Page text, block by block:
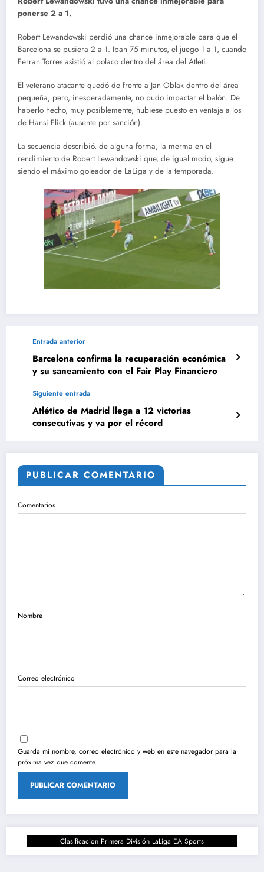
ponerse 2 a 1.
Robert Lewandowski perdió una chance inmejorable para que el
Barcelona se pusiera 2 a 1. Iban 75 minutos, el juego 1 a 1, cuando
Ferran Torres asistió al polaco dentro del área del Atleti.
El veterano atacante quedó de frente a Jan Oblak dentro del área
pequeña, pero, inesperadamente, no pudo impactar el balón. De
haberlo hecho, muy posiblemente, hubiese puesto en ventaja a los
de Hansi Flick (ausente por sanción).
La secuencia describió, de alguna forma, la merma en el
rendimiento de Robert Lewandowski que, de igual modo, sigue
siendo el máximo goleador de LaLiga y de la temporada.
Entrada anterior
Barcelona confirma la recuperación económica
y su saneamiento con el Fair Play Financiero
Siguiente entrada
Atlético de Madrid llega a 12 victorias
consecutivas y va por el récord
PUBLICAR COMENTARIO
Comentarios
Nombre
Correo electrónico
Guarda mi nombre, correo electrónico y web en este navegador para la
próxima vez que comente.
Clasificacion Primera División LaLiga EA Sports